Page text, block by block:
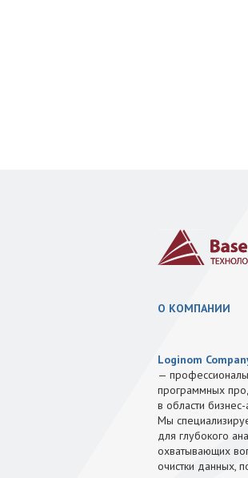
О КОМПАНИИ
Loginom
—
программных
в области бизнес-
Мы
для глубокого
охватывающих
очистки данных,